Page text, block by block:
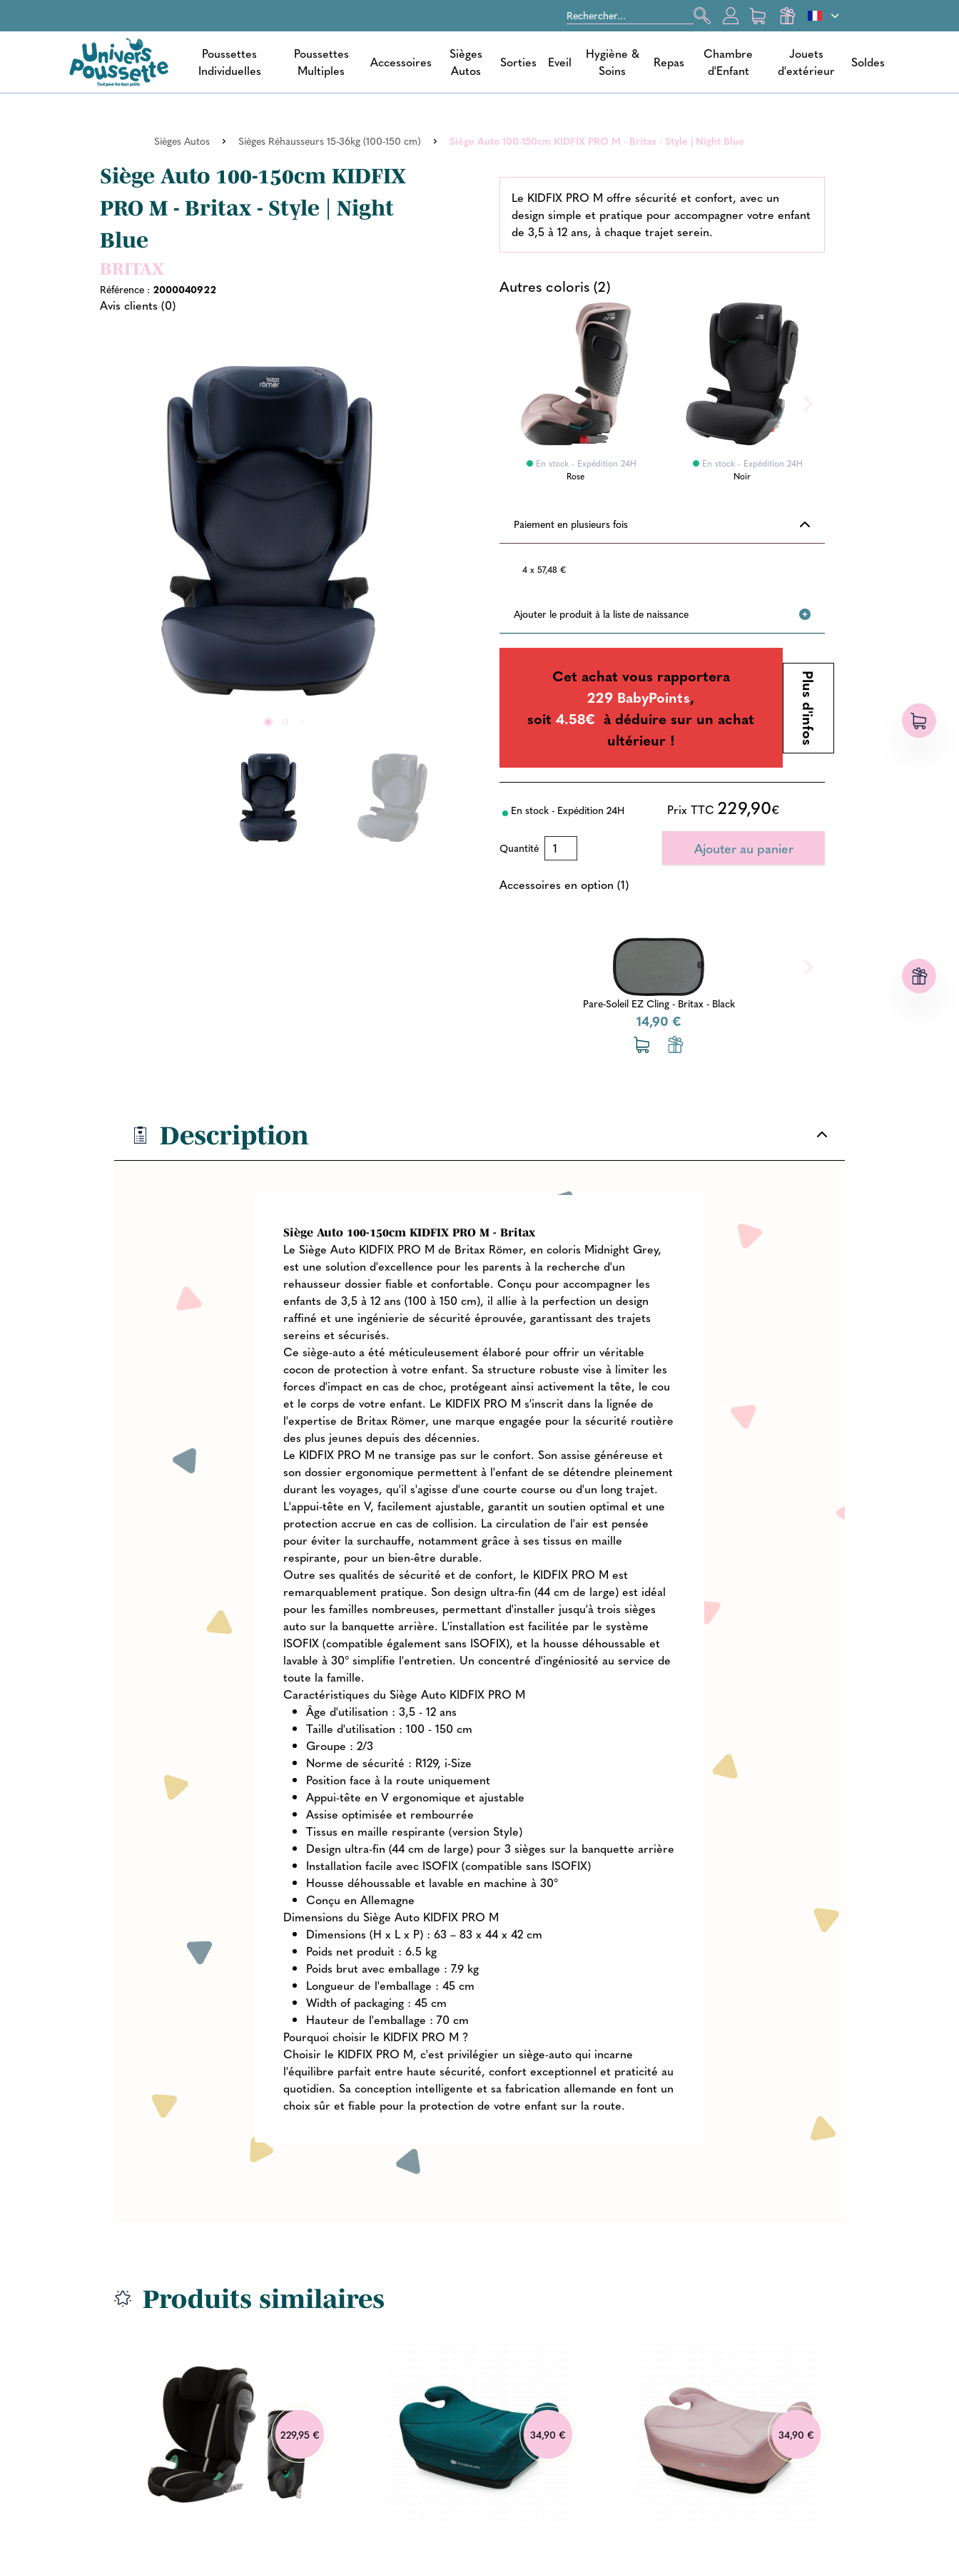
Poussettes
Individuelles
Poussettes
Multiples
Accessoires
Sièges
Autos
Sorties Eveil
Hygiène &
Soins
Repas
Chambre
d'Enfant
Jouets
d'extérieur
Soldes
Sièges Autos Sièges Réhausseurs 15-36kg (100-150 cm) Siège Auto 100-150cm KIDFIX PRO M - Britax - Style | Night Blue
Siège Auto 100-150cm KIDFIX
PRO M - Britax - Style | Night
Blue
BRITAX
Référence : 2000040922
Avis clients (0)
Le KIDFIX PRO M offre sécurité et confort, avec un
design simple et pratique pour accompagner votre enfant
de 3,5 à 12 ans, à chaque trajet serein.
Autres coloris (2)
En stock - Expédition 24H
Rose
En stock - Expédition 24H
Noir
Paiement en plusieurs fois
4 x 57,48 €
Ajouter le produit à la liste de naissance
Cet achat vous rapportera
229 BabyPoints,
soit4.58€ à déduire sur un achat
ultérieur !
Plus d'infos
En stock - Expédition 24H Prix TTC 229,90€
Quantité
Accessoires en option (1)
Pare-Soleil EZ Cling - Britax - Black
14,90 €
Description
Siège Auto 100-150cm KIDFIX PRO M - Britax
Le Siège Auto KIDFIX PRO M de Britax Römer, en coloris Midnight Grey,
est une solution d'excellence pour les parents à la recherche d'un
rehausseur dossier fiable et confortable. Conçu pour accompagner les
enfants de 3,5 à 12 ans (100 à 150 cm), il allie à la perfection un design
raffiné et une ingénierie de sécurité éprouvée, garantissant des trajets
sereins et sécurisés.
Ce siège-auto a été méticuleusement élaboré pour offrir un véritable
cocon de protection à votre enfant. Sa structure robuste vise à limiter les
forces d'impact en cas de choc, protégeant ainsi activement la tête, le cou
et le corps de votre enfant. Le KIDFIX PRO M s'inscrit dans la lignée de
l'expertise de Britax Römer, une marque engagée pour la sécurité routière
des plus jeunes depuis des décennies.
Le KIDFIX PRO M ne transige pas sur le confort. Son assise généreuse et
son dossier ergonomique permettent à l'enfant de se détendre pleinement
durant les voyages, qu'il s'agisse d'une courte course ou d'un long trajet.
L'appui-tête en V, facilement ajustable, garantit un soutien optimal et une
protection accrue en cas de collision. La circulation de l'air est pensée
pour éviter la surchauffe, notamment grâce à ses tissus en maille
respirante, pour un bien-être durable.
Outre ses qualités de sécurité et de confort, le KIDFIX PRO M est
remarquablement pratique. Son design ultra-fin (44 cm de large) est idéal
pour les familles nombreuses, permettant d'installer jusqu'à trois sièges
auto sur la banquette arrière. L'installation est facilitée par le système
ISOFIX (compatible également sans ISOFIX), et la housse déhoussable et
lavable à 30° simplifie l'entretien. Un concentré d'ingéniosité au service de
toute la famille.
Caractéristiques du Siège Auto KIDFIX PRO M
Âge d'utilisation : 3,5 - 12 ans
Taille d'utilisation : 100 - 150 cm
Groupe : 2/3
Norme de sécurité : R129, i-Size
Position face à la route uniquement
Appui-tête en V ergonomique et ajustable
Assise optimisée et rembourrée
Tissus en maille respirante (version Style)
Design ultra-fin (44 cm de large) pour 3 sièges sur la banquette arrière
Installation facile avec ISOFIX (compatible sans ISOFIX)
Housse déhoussable et lavable en machine à 30°
Conçu en Allemagne
Dimensions du Siège Auto KIDFIX PRO M
Dimensions (H x L x P) : 63 – 83 x 44 x 42 cm
Poids net produit : 6.5 kg
Poids brut avec emballage : 7.9 kg
Longueur de l'emballage : 45 cm
Width of packaging : 45 cm
Hauteur de l'emballage : 70 cm
Pourquoi choisir le KIDFIX PRO M ?
Choisir le KIDFIX PRO M, c'est privilégier un siège-auto qui incarne
l'équilibre parfait entre haute sécurité, confort exceptionnel et praticité au
quotidien. Sa conception intelligente et sa fabrication allemande en font un
choix sûr et fiable pour la protection de votre enfant sur la route.
Produits similaires
229,95 € 34,90 € 34,90 €